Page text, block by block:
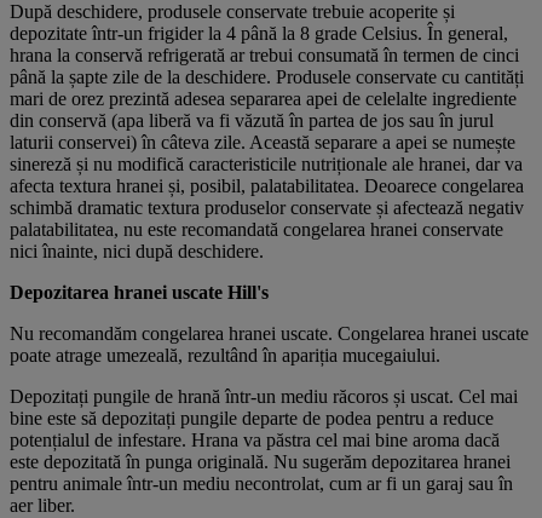
După deschidere, produsele conservate trebuie acoperite și
depozitate într-un frigider la 4 până la 8 grade Celsius. În general,
hrana la conservă refrigerată ar trebui consumată în termen de cinci
până la șapte zile de la deschidere. Produsele conservate cu cantități
mari de orez prezintă adesea separarea apei de celelalte ingrediente
din conservă (apa liberă va fi văzută în partea de jos sau în jurul
laturii conservei) în câteva zile. Această separare a apei se numește
sinereză și nu modifică caracteristicile nutriționale ale hranei, dar va
afecta textura hranei și, posibil, palatabilitatea. Deoarece congelarea
schimbă dramatic textura produselor conservate și afectează negativ
palatabilitatea, nu este recomandată congelarea hranei conservate
nici înainte, nici după deschidere.
Depozitarea hranei uscate Hill's
Nu recomandăm congelarea hranei uscate. Congelarea hranei uscate
poate atrage umezeală, rezultând în apariția mucegaiului.
Depozitați pungile de hrană într-un mediu răcoros și uscat. Cel mai
bine este să depozitați pungile departe de podea pentru a reduce
potențialul de infestare. Hrana va păstra cel mai bine aroma dacă
este depozitată în punga originală. Nu sugerăm depozitarea hranei
pentru animale într-un mediu necontrolat, cum ar fi un garaj sau în
aer liber.